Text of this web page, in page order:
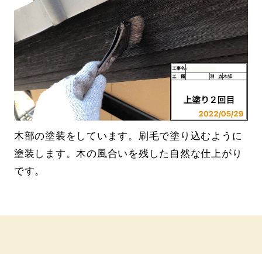
木部の塗装をしています。刷毛で塗り込むように
塗装します。木の風合いを残した自然な仕上がり
です。